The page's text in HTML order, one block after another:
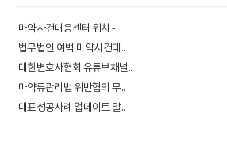
마약사건대응센터 위치 -
법무법인 여백 마약사건대..
대한변호사협회 유튜브채널..
마약류관리법 위반협의 무..
대표성공사례 업데이트 알..